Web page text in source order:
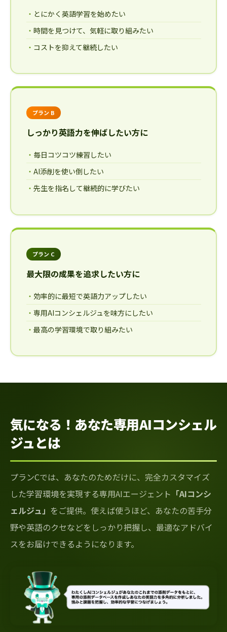
とにかく英語学習を始めたい
時間を見つけて、気軽に取り組みたい
コストを抑えて継続したい
プラン B
しっかり英語力を伸ばしたい方に
毎日コツコツ練習したい
AI添削を使い倒したい
先生を指名して継続的に学びたい
プラン C
最大限の成果を追求したい方に
効率的に最短で英語力アップしたい
専用AIコンシェルジュを味方にしたい
最高の学習環境で取り組みたい
気になる！あなた専用AIコンシェル
ジュとは
プランCでは、あなたのためだけに、完全カスタマイズ
した学習環境を実現する専用AIエージェント 「AIコンシ
ェルジュ」 をご提供。使えば使うほど、あなたの苦手分
野や英語のクセなどをしっかり把握し、最適なアドバイ
スをお届けできるようになります。